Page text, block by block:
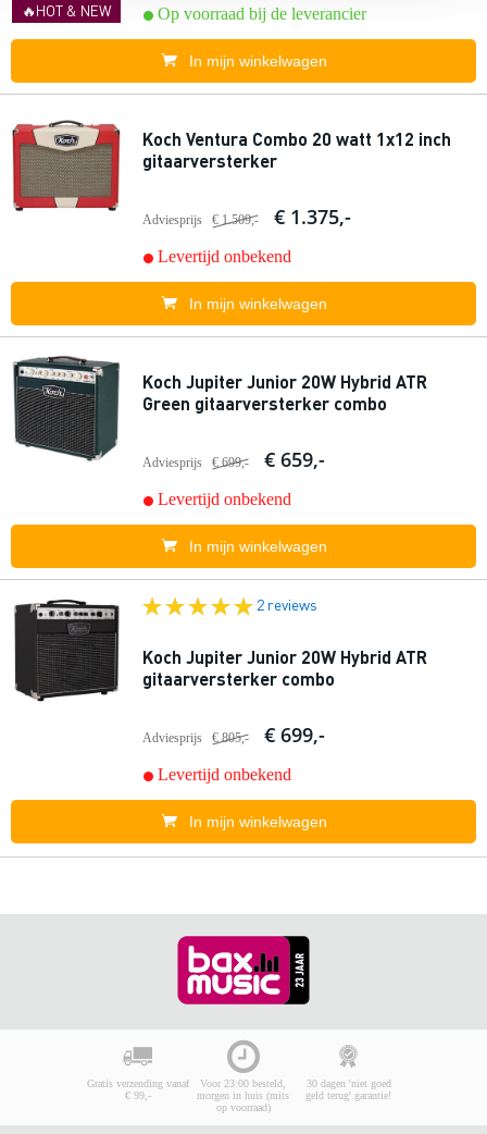
🔥HOT & NEW Op voorraad bij de leverancier
In mijn winkelwagen
Koch Ventura Combo 20 watt 1x12 inch
gitaarversterker
Adviesprijs € 1.509,- € 1.375,-
Levertijd onbekend
In mijn winkelwagen
Koch Jupiter Junior 20W Hybrid ATR
Green gitaarversterker combo
Adviesprijs € 699,- € 659,-
Levertijd onbekend
In mijn winkelwagen
2 reviews
Koch Jupiter Junior 20W Hybrid ATR
gitaarversterker combo
Adviesprijs € 805,- € 699,-
Levertijd onbekend
In mijn winkelwagen
Gratis verzending vanaf
€ 99,-
Voor 23:00 besteld,
morgen in huis (mits
op voorraad)
30 dagen 'niet goed
geld terug' garantie!